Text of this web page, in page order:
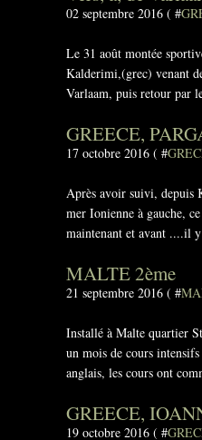
02 septembre 2016 ( #
Le 31 août montée
Kalderimi,(grec) venant
Varlaam, puis retour par
GREECE,
17 octobre 2016 ( #
Après avoir suivi, depuis
mer Ionienne à gauche,
maintenant et avant ....il
MALTE 2ème
21 septembre 2016 ( #
Installé à Malte quartier
un mois de cours
anglais, les cours ont
GREECE,
19 octobre 2016 ( #